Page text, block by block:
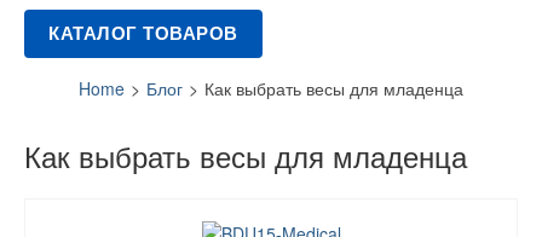
КАТАЛОГ ТОВАРОВ
Home > Блог > Как выбрать весы для младенца
Как выбрать весы для младенца